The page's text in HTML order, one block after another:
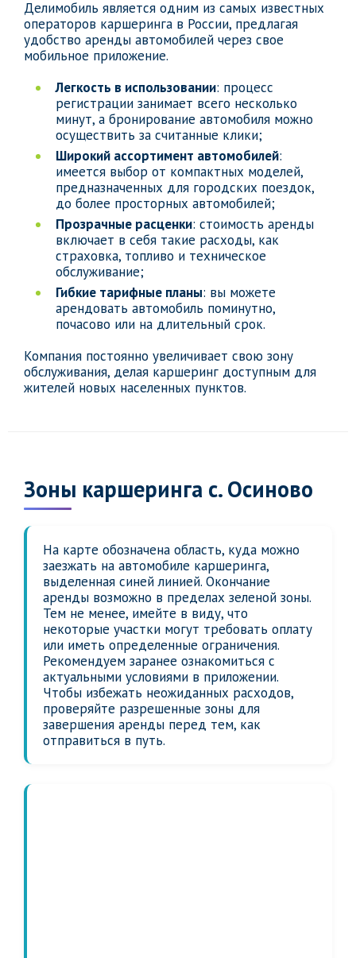
Делимобиль является одним из самых известных
операторов каршеринга в России, предлагая
удобство аренды автомобилей через свое
мобильное приложение.
Легкость в использовании: процесс
регистрации занимает всего несколько
минут, а бронирование автомобиля можно
осуществить за считанные клики;
Широкий ассортимент автомобилей:
имеется выбор от компактных моделей,
предназначенных для городских поездок,
до более просторных автомобилей;
Прозрачные расценки: стоимость аренды
включает в себя такие расходы, как
страховка, топливо и техническое
обслуживание;
Гибкие тарифные планы: вы можете
арендовать автомобиль поминутно,
почасово или на длительный срок.
Компания постоянно увеличивает свою зону
обслуживания, делая каршеринг доступным для
жителей новых населенных пунктов.
Зоны каршеринга с. Осиново
На карте обозначена область, куда можно
заезжать на автомобиле каршеринга,
выделенная синей линией. Окончание
аренды возможно в пределах зеленой зоны.
Тем не менее, имейте в виду, что
некоторые участки могут требовать оплату
или иметь определенные ограничения.
Рекомендуем заранее ознакомиться с
актуальными условиями в приложении.
Чтобы избежать неожиданных расходов,
проверяйте разрешенные зоны для
завершения аренды перед тем, как
отправиться в путь.